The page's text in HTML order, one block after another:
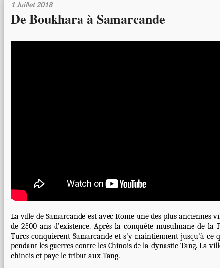
1 Juillet 2018
De Boukhara à Samarcande
La ville de Samarcande est avec Rome une des plus anciennes
de 2500 ans d’existence. Après la conquête musulmane de la
Turcs conquièrent Samarcande et s'y maintiennent jusqu'à ce
pendant les guerres contre les Chinois de la dynastie Tang. La
chinois et paye le tribut aux Tang.